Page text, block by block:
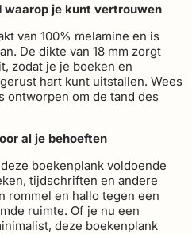
waarop je kunt vertrouwen
van 100% melamine en is
De dikte van 18 mm zorgt
zodat je je boeken en
hart kunt uitstallen. Wees
ontworpen om de tand des
al je behoeften
boekenplank voldoende
tijdschriften en andere
rommel en hallo tegen een
ruimte. Of je nu een
deze boekenplank